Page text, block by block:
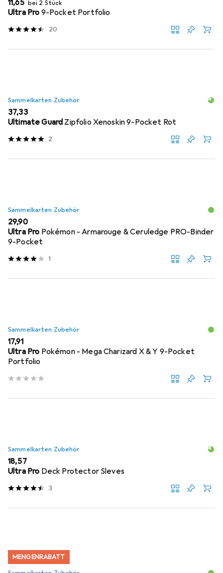
EUR
11,65 bei 2 Stück
Ultra Pro 9-Pocket Portfolio
20
Sammelkarten Zubehör
EUR
37,33
Ultimate Guard Zipfolio Xenoskin 9-Pocket Rot
2
Sammelkarten Zubehör
EUR
29,90
Ultra Pro Pokémon - Armarouge & Ceruledge PRO-Binder
9-Pocket
1
Sammelkarten Zubehör
EUR
17,91
Ultra Pro Pokémon - Mega Charizard X & Y 9-Pocket
Portfolio
Sammelkarten Zubehör
EUR
18,57
Ultra Pro Deck Protector Sleves
3
MENGENRABATT